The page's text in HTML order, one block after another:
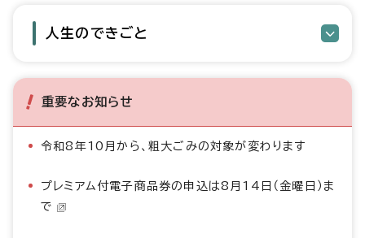
人生のできごと
重要なお知らせ
令和8年10月から、粗大ごみの対象が変わります
プレミアム付電子商品券の申込は8月14日（金曜日）ま
で